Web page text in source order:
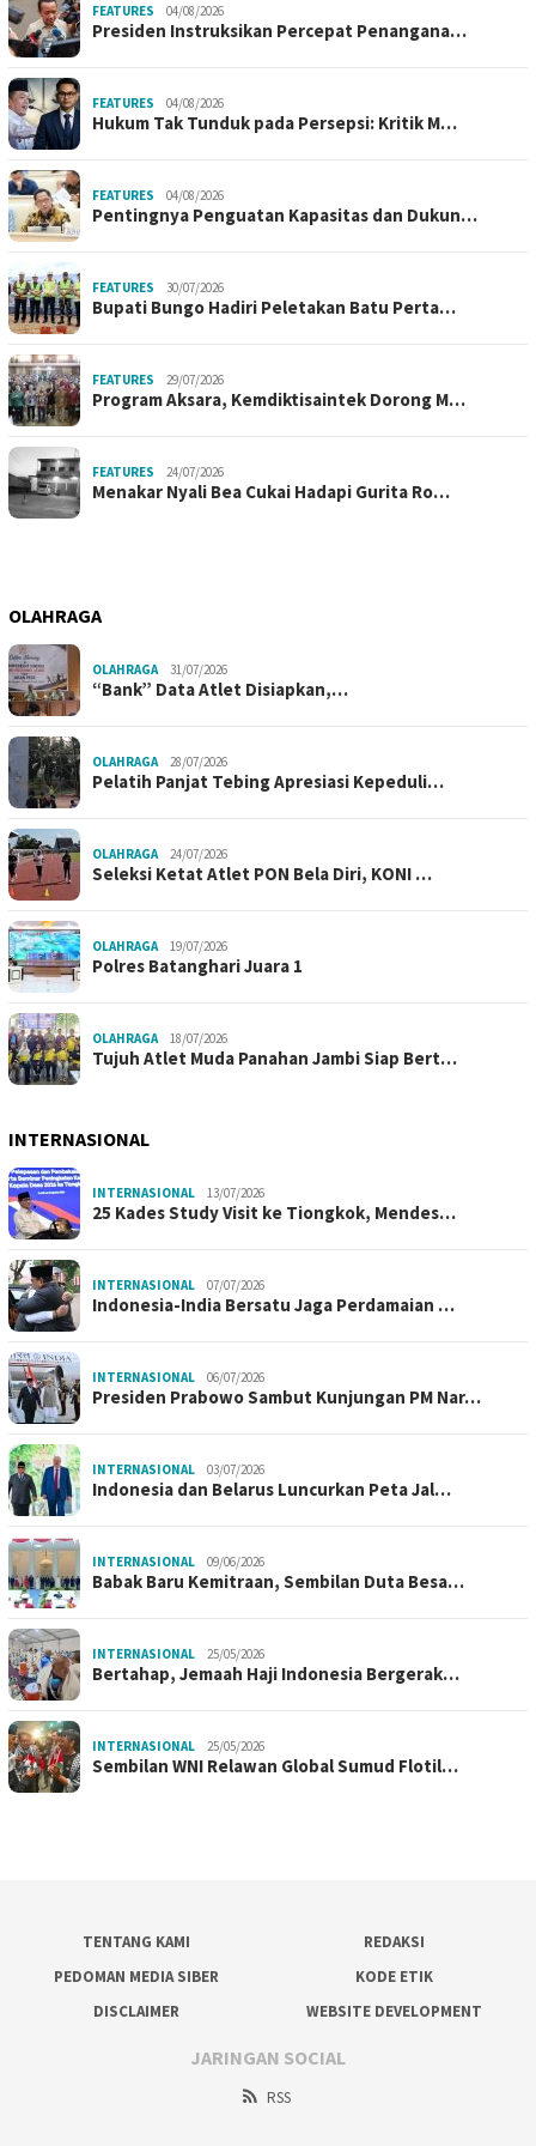
FEATURES 04/08/2026
Presiden Instruksikan Percepat Penangana…
FEATURES 04/08/2026
Hukum Tak Tunduk pada Persepsi: Kritik M…
FEATURES 04/08/2026
Pentingnya Penguatan Kapasitas dan Dukun…
FEATURES 30/07/2026
Bupati Bungo Hadiri Peletakan Batu Perta…
FEATURES 29/07/2026
Program Aksara, Kemdiktisaintek Dorong M…
FEATURES 24/07/2026
Menakar Nyali Bea Cukai Hadapi Gurita Ro…
OLAHRAGA
OLAHRAGA 31/07/2026
“Bank” Data Atlet Disiapkan,…
OLAHRAGA 28/07/2026
Pelatih Panjat Tebing Apresiasi Kepeduli…
OLAHRAGA 24/07/2026
Seleksi Ketat Atlet PON Bela Diri, KONI …
OLAHRAGA 19/07/2026
Polres Batanghari Juara 1
OLAHRAGA 18/07/2026
Tujuh Atlet Muda Panahan Jambi Siap Bert…
INTERNASIONAL
INTERNASIONAL 13/07/2026
25 Kades Study Visit ke Tiongkok, Mendes…
INTERNASIONAL 07/07/2026
Indonesia-India Bersatu Jaga Perdamaian …
INTERNASIONAL 06/07/2026
Presiden Prabowo Sambut Kunjungan PM Nar…
INTERNASIONAL 03/07/2026
Indonesia dan Belarus Luncurkan Peta Jal…
INTERNASIONAL 09/06/2026
Babak Baru Kemitraan, Sembilan Duta Besa…
INTERNASIONAL 25/05/2026
Bertahap, Jemaah Haji Indonesia Bergerak…
INTERNASIONAL 25/05/2026
Sembilan WNI Relawan Global Sumud Flotil…
TENTANG KAMI
REDAKSI
PEDOMAN MEDIA SIBER
KODE ETIK
DISCLAIMER
WEBSITE DEVELOPMENT
JARINGAN SOCIAL
RSS